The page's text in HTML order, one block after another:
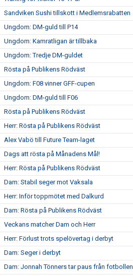
Sandviken Sushi tillskott i Medlemsrabatten
Ungdom: DM-guld till P14
Ungdom: Kamratligan är tillbaka
Ungdom: Tredje DM-guldet
Rösta på Publikens Rödväst
Ungdom: F08 vinner GFF-cupen
Ungdom: DM-guld till F06
Rösta på Publikens Rödväst
Herr: Rösta på Publikens Rödväst
Alex Vabö till Future Team-laget
Dags att rösta på Månadens Mål!
Herr: Rösta på Publikens Rödväst
Dam: Stabil seger mot Vaksala
Herr: Inför toppmötet med Dalkurd
Dam: Rösta på Publikens Rödväst
Veckans matcher Dam och Herr
Herr: Förlust trots spelövertag i derbyt
Dam: Seger i derbyt
Dam: Jonnah Tönners tar paus från fotbollen